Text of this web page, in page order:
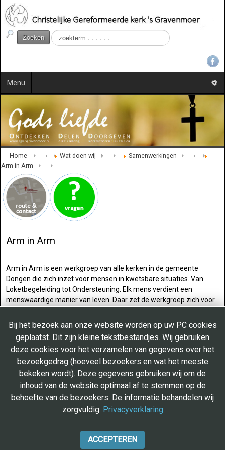
Zoeken
Z
o
e
.
Menu
Home Wat doen wij
Samenwerkingen
Arm in Arm
Arm in Arm
Arm in Arm is een werkgroep van alle kerken in de gemeente
Dongen die zich inzet voor mensen in kwetsbare situaties. Van
Loketbegeleiding tot Ondersteuning. Elk mens verdient een
menswaardige manier van leven. Daar zet de werkgroep zich voor
Na een afspraak wordt er een huisbezoek afgelegd waarin een
luisterend oor wordt geboden en de situatie in kaart wordt
gebracht.
Daarna wordt bekeken wat de werkgroep, in samenwerking met
instanties waarmee wordt samengewerkt, daadwerkelijk kan
betekenen.
Alle informatie over de werkgroep is te vinden op de website:
www.arminarmdongen.nl
Hierop staat ook het aanmeldformulier en de telefonische
Bij het bezoek aan onze website worden op uw PC cookies
geplaatst. Dit zijn kleine tekstbestandjes. Wij gebruiken
deze cookies voor het verzamelen van gegevens over het
bezoekgedrag (hoeveel bezoekers en wat het meeste
bekeken wordt). Deze gegevens gebruiken wij om de
inhoud van de website optimaal af te stemmen op de
behoefte van de bezoekers. De informatie behandelen wij
zorgvuldig. Privacyverklaring
ACCEPTEREN